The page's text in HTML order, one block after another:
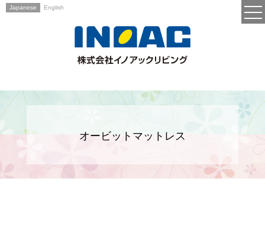
Japanese English
オービットマットレス